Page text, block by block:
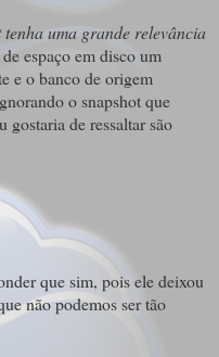
tenha uma grande relevância
espaço em disco um
e o banco de origem
o snapshot que
gostaria de ressaltar são
que sim, pois ele deixou
não podemos ser tão